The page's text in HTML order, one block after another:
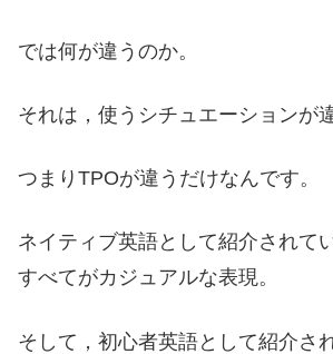
では何が違うのか。
それは，使うシチュエーションが
つまりTPOが違うだけなんです。
ネイティブ英語として紹介されて
すべてがカジュアルな表現。
そして，初心者英語として紹介さ